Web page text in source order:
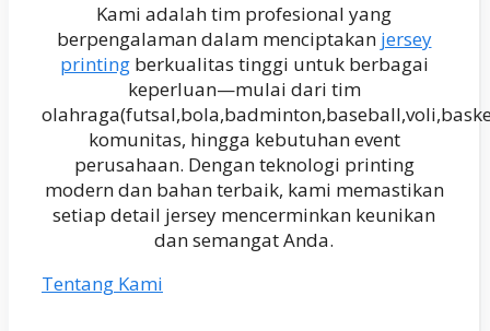
Kami adalah tim profesional yang
berpengalaman dalam menciptakan jersey
printingberkualitas tinggi untuk berbagai
keperluan—mulai dari tim
komunitas, hingga kebutuhan event
perusahaan. Dengan teknologi printing
modern dan bahan terbaik, kami memastikan
setiap detail jersey mencerminkan keunikan
dan semangat Anda.
Tentang Kami